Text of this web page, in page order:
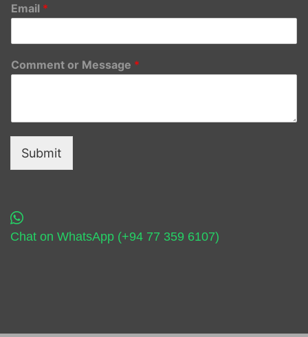
Email *
Comment or Message *
Submit
Chat on WhatsApp (+94 77 359 6107)